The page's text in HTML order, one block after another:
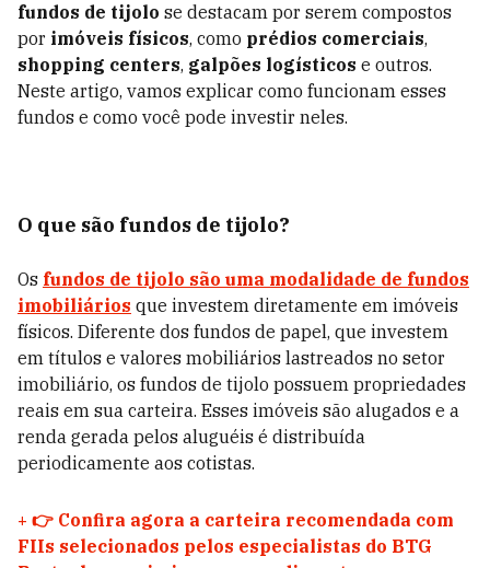
fundos de tijolo se destacam por serem compostos
por imóveis físicos, como prédios comerciais,
shopping centers, galpões logísticos e outros.
Neste artigo, vamos explicar como funcionam esses
fundos e como você pode investir neles.
O que são fundos de tijolo?
Os fundos de tijolo são uma modalidade de fundos
imobiliários que investem diretamente em imóveis
físicos. Diferente dos fundos de papel, que investem
em títulos e valores mobiliários lastreados no setor
imobiliário, os fundos de tijolo possuem propriedades
reais em sua carteira. Esses imóveis são alugados e a
renda gerada pelos aluguéis é distribuída
periodicamente aos cotistas.
+ 👉 Confira agora a carteira recomendada com
FIIs selecionados pelos especialistas do BTG